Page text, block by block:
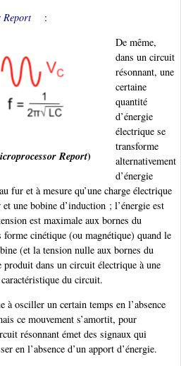
Report :
Report)
De même,
dans un circuit
résonnant, une
certaine
quantité
d’énergie
électrique se
transforme
alternativement
d’énergie
fur et à mesure qu’une charge électrique
et une bobine d’induction ; l’énergie est
est maximale aux bornes du
forme cinétique (ou magnétique) quand le
(et la tension nulle aux bornes du
produit dans un circuit électrique à une
du circuit.
à osciller un certain temps en l’absence
ce mouvement s’amortit, pour
résonnant émet des signaux qui
en l’absence d’un apport d’énergie.